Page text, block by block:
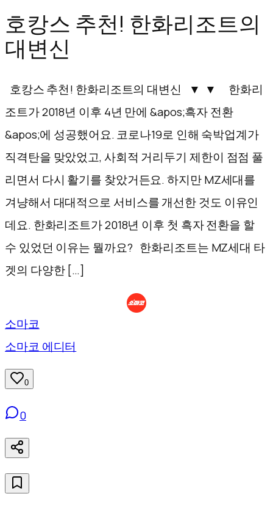
로
바
로
가
호캉스 추천! 한화리조트의
대변신
호캉스 추천! 한화리조트의 대변신 ▼ ▼ 한화리
조트가 2018년 이후 4년 만에 &apos;흑자 전환
&apos;에 성공했어요. 코로나19로 인해 숙박업계가
직격탄을 맞았었고, 사회적 거리두기 제한이 점점 풀
리면서 다시 활기를 찾았거든요. 하지만 MZ세대를
겨냥해서 대대적으로 서비스를 개선한 것도 이유인
데요. 한화리조트가 2018년 이후 첫 흑자 전환을 할
수 있었던 이유는 뭘까요? 한화리조트는 MZ세대 타
겟의 다양한 […]
소마코
소마코 에디터
0
0